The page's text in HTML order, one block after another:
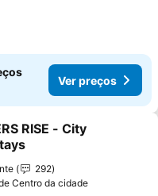
Ver preços
aos favoritos
RISE - City
292
Centro da cidade